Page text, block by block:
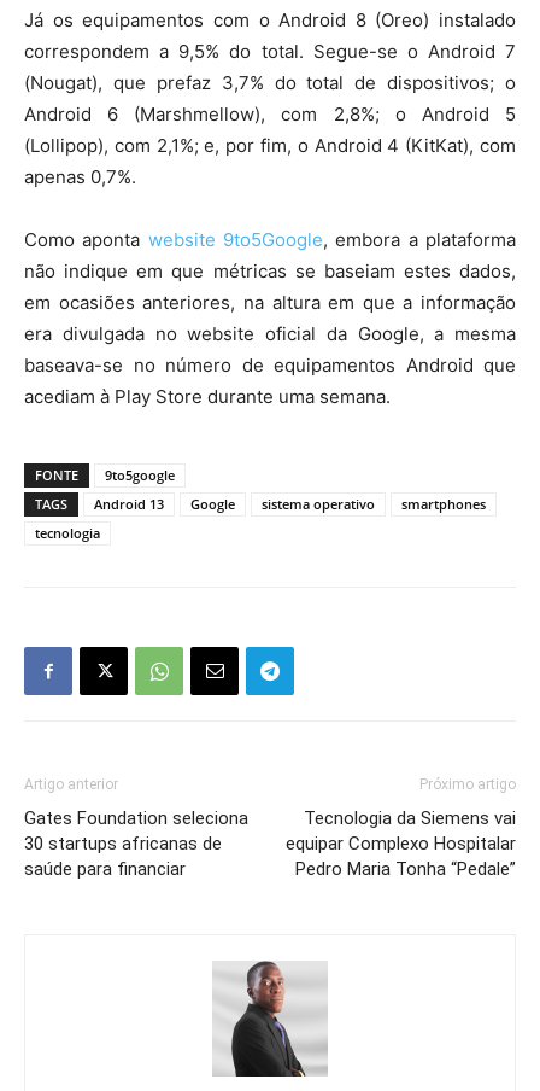
Já os equipamentos com o Android 8 (Oreo) instalado
correspondem a 9,5% do total. Segue-se o Android 7
(Nougat), que prefaz 3,7% do total de dispositivos; o
Android 6 (Marshmellow), com 2,8%; o Android 5
(Lollipop), com 2,1%; e, por fim, o Android 4 (KitKat), com
apenas 0,7%.
Como aponta website 9to5Google, embora a plataforma
não indique em que métricas se baseiam estes dados,
em ocasiões anteriores, na altura em que a informação
era divulgada no website oficial da Google, a mesma
baseava-se no número de equipamentos Android que
acediam à Play Store durante uma semana.
FONTE
9to5google
TAGS
Android 13 Google sistema operativo
smartphones
tecnologia
Artigo anterior
Gates Foundation seleciona
30 startups africanas de
saúde para financiar
Próximo artigo
Tecnologia da Siemens vai
equipar Complexo Hospitalar
Pedro Maria Tonha “Pedale”